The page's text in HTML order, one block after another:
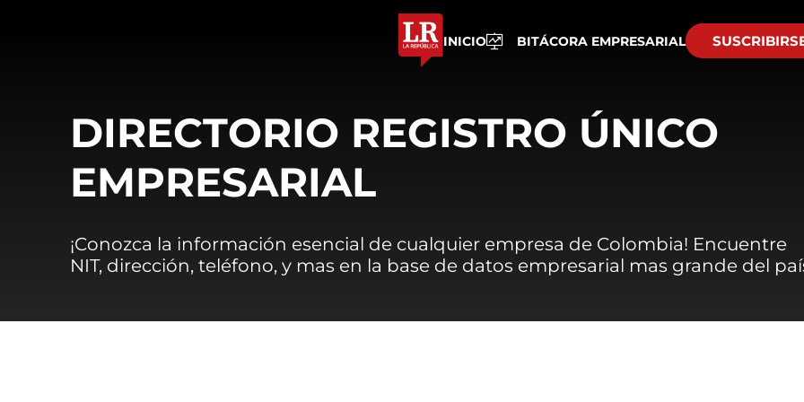
INICIO BITÁCORA EMPRESARIAL
DIRECTORIO REGISTRO ÚNICO
EMPRESARIAL
¡Conozca la información esencial de cualquier empresa de Colombia! Encuentre
NIT, dirección, teléfono, y mas en la base de datos empresarial mas grande del